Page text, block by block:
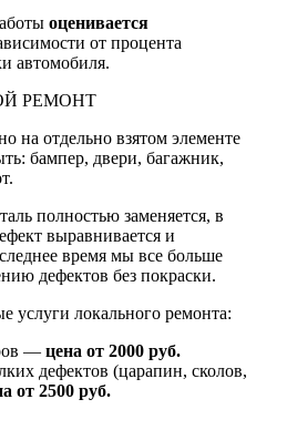
оценивается
от процента
автомобиля.
РЕМОНТ
на отдельно взятом элементе
бампер, двери, багажник,
полностью заменяется, в
выравнивается и
время мы все больше
дефектов без покраски.
услуги локального ремонта:
— цена от 2000 руб.
дефектов (царапин, сколов,
от 2500 руб.